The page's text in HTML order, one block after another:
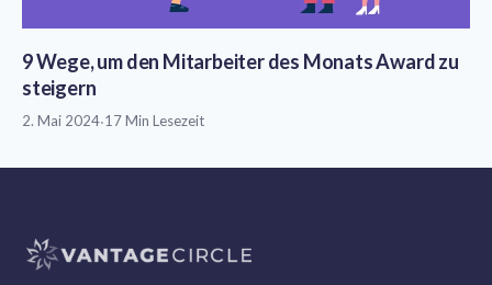
9 Wege, um den Mitarbeiter des Monats Award zu
steigern
2. Mai 2024·17 Min Lesezeit